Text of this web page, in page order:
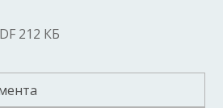
212 КБ